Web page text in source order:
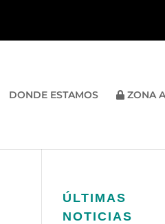
DONDE ESTAMOS ZONA
ÚLTIMAS
NOTICIAS